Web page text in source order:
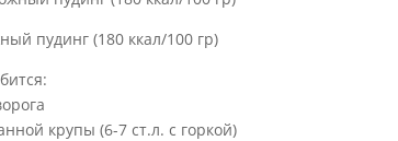
пудинг (180 ккал/100 гр)
крупы (6-7 ст.л. с горкой)